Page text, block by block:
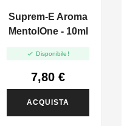
Suprem-E Aroma
MentolOne - 10ml
 Disponibile!
7,80 €
ACQUISTA